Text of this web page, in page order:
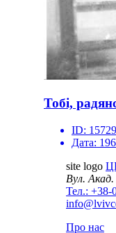
Тобі,
ID: 15729
Дата:
site logo
Вул. Акад.
Тел.: +38-
Про нас